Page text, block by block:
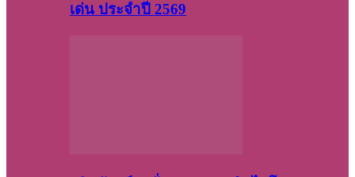
เด่น ประจำปี 2569